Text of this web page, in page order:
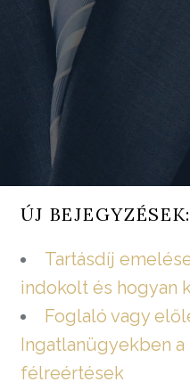
ÚJ BEJEGYZÉSEK:
Tartásdíj
indokolt és hogyan
Foglaló vagy
Ingatlanügyekben
félreértések